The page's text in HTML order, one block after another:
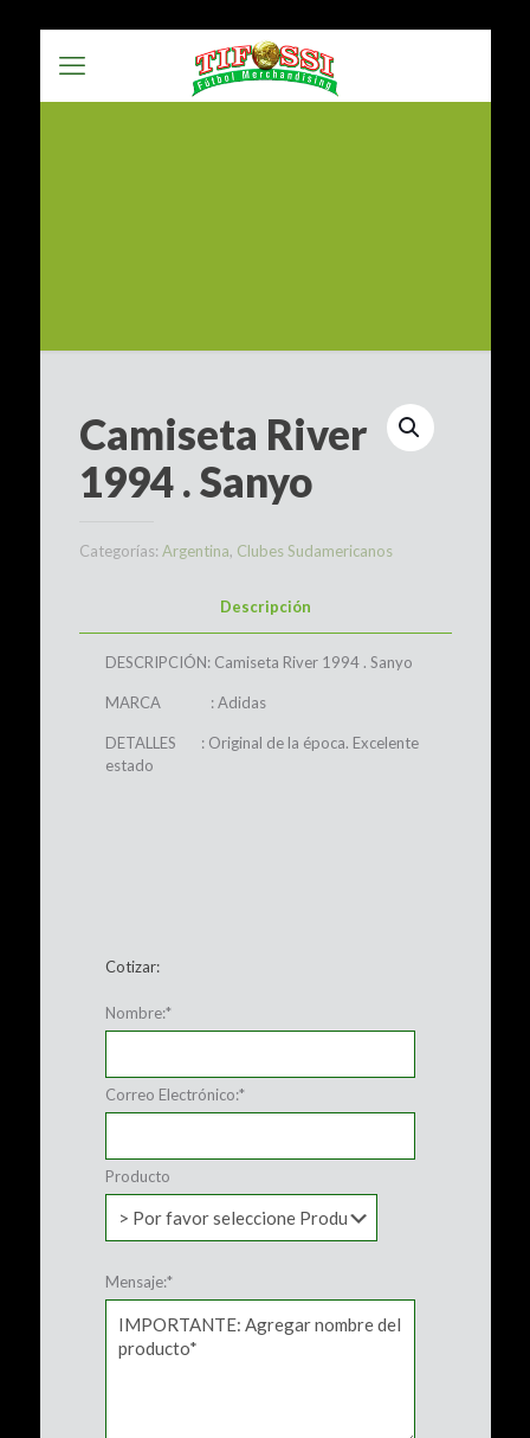
Camiseta River
1994 . Sanyo
Categorías: Argentina, Clubes Sudamericanos
Descripción
DESCRIPCIÓN: Camiseta River 1994 . Sanyo
MARCA : Adidas
DETALLES : Original de la época. Excelente
estado
Cotizar:
Nombre:*
Correo Electrónico:*
Producto
Mensaje:*